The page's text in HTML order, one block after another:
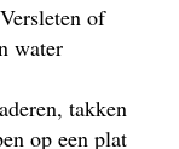
of
water
takken
op een plat